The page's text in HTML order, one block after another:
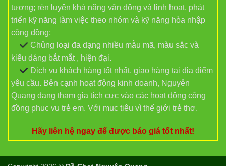
tượng; rèn luyện khả năng vận động và linh hoạt, phát
triển kỹ năng làm việc theo nhóm và kỹ năng hòa nhập
cộng đồng;
Chủng loại đa dạng nhiều mẫu mã, màu sắc và
kiểu dáng bắt mắt , hiện đại.
Dịch vụ khách hàng tốt nhất, giao hàng tại địa điểm
yêu cầu. Bên cạnh hoạt động kinh doanh, Nguyên
Quang đang tham gia tích cực vào các hoạt động công
đồng phục vụ trẻ em. Với mục tiêu vì thế giới trẻ thơ.
Hãy liên hệ ngay để được báo giá tốt nhất!